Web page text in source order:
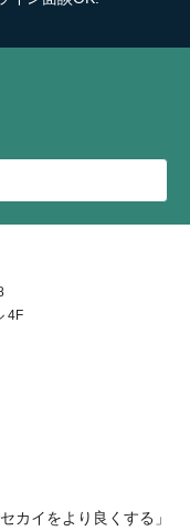
カイをより良くする」
4F